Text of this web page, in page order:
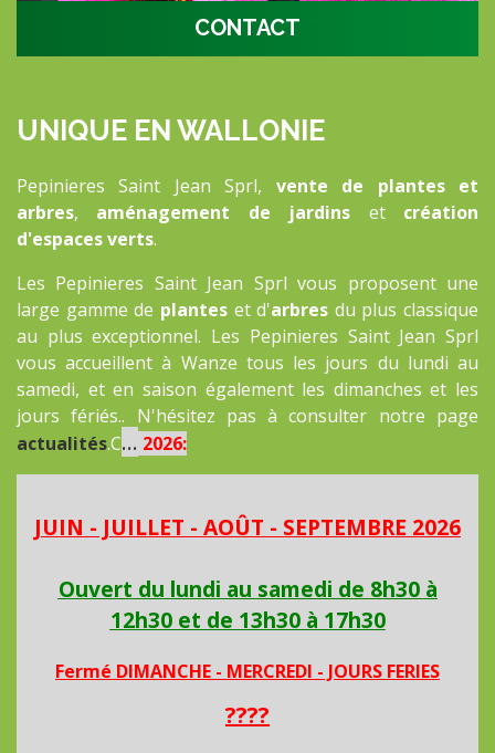
CONTACT
UNIQUE EN WALLONIE
Pepinieres Saint Jean Sprl, vente de plantes et
arbres, aménagement de jardins et création
d'espaces verts.
Les Pepinieres Saint Jean Sprl vous proposent une
large gamme de planteset d'arbres du plus classique
au plus exceptionnel. Les Pepinieres Saint Jean Sprl
vous accueillent à Wanze tous les jours du lundi au
samedi, et en saison également les dimanches et les
jours fériés.. N'hésitez pas à consulter notre page
actualités.C... 2026:
JUIN - JUILLET - AOÛT - SEPTEMBRE 2026
Ouvert du lundi au samedi de 8h30 à
12h30 et de 13h30 à 17h30
Fermé DIMANCHE - MERCREDI - JOURS FERIES
????